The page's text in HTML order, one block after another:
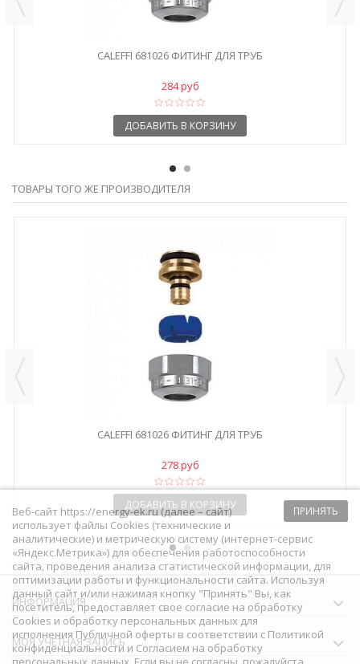
CALEFFI 681026 ФИТИНГ ДЛЯ ТРУБ
284 руб
ДОБАВИТЬ В КОРЗИНУ
ТОВАРЫ ТОГО ЖЕ ПРОИЗВОДИТЕЛЯ
CALEFFI 681026 ФИТИНГ ДЛЯ ТРУБ
278 руб
ДОБАВИТЬ В КОРЗИНУ
ИНФОРМАЦИЯ
МОЯ УЧЕТНАЯ ЗАПИСЬ
ПРИНЯТЬ
Веб-сайт https://energy-ek.ru (далее – сайт)
использует файлы Cookies (технические и
аналитические) и метрическую систему (интернет-сервис
«Яндекс.Метрика») для обеспечения работоспособности
сайта, проведения анализа статистической информации, для
оптимизации работы и функциональности сайта. Используя
данный сайт и/или нажимая кнопку "Принять" Вы, как
посетитель, предоставляет свое согласие на обработку
Сookies и обработку персональных данных для
исполнения Публичной оферты в соответствии с Политикой
конфиденциальности и Согласием на обработку